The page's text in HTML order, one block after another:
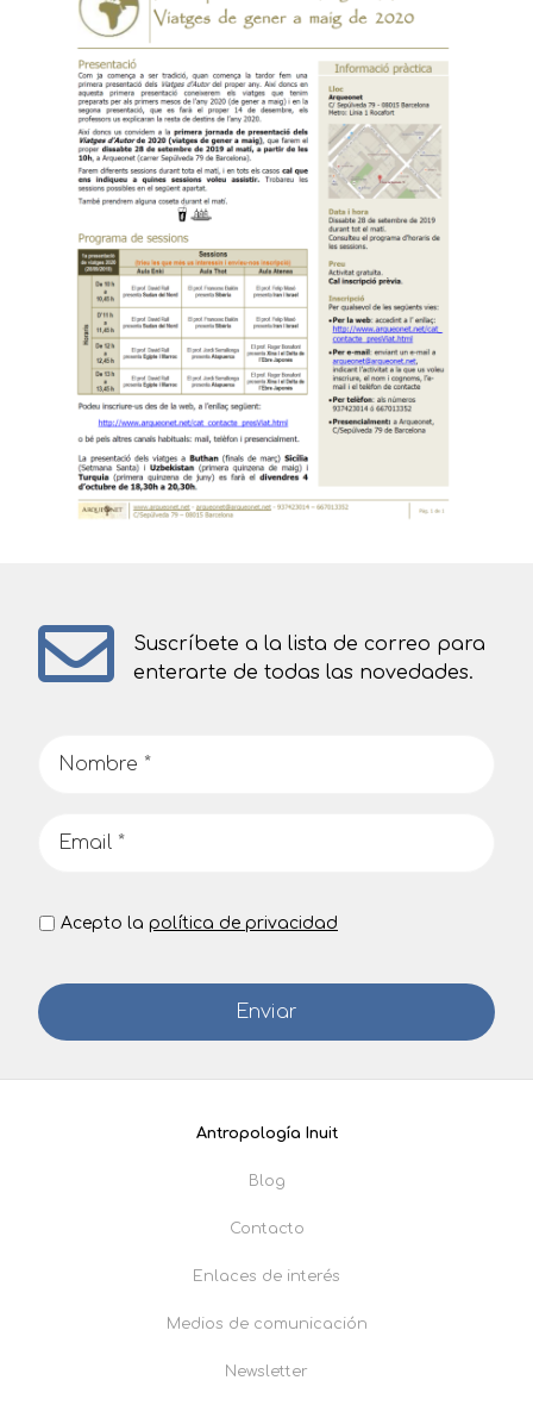
Suscríbete a la lista de correo para
enterarte de todas las novedades.
Acepto la política de privacidad
Antropología Inuit
Blog
Contacto
Enlaces de interés
Medios de comunicación
Newsletter